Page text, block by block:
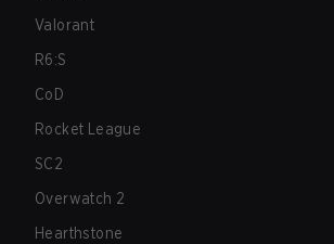
Valorant
R6:S
CoD
Rocket League
SC2
Overwatch 2
Hearthstone